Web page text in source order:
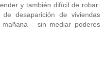
y también difícil de robar:
desaparición de viviendas
- sin mediar poderes